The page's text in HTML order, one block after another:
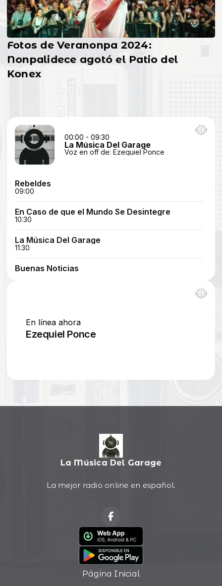
Fotos de Veranonpa 2024:
Nonpalidece agotó el Patio del
Konex
La Música Del Garage
La mejor radio online en español.
Página Inicial